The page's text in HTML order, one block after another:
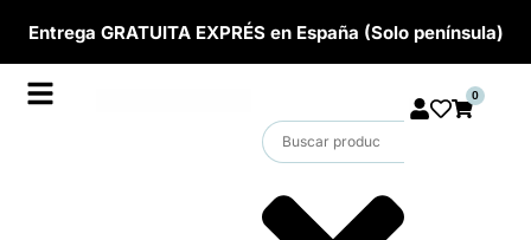
Entrega GRATUITA EXPRÉS en España (Solo península)
0